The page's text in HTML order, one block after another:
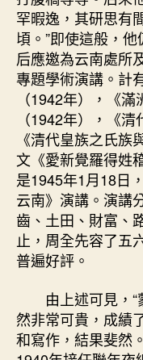
罕暇逸，其研思有
頃。”即使這般，
后應邀為云南處所
專題學術演講。計
（1942年），《
（1942年），《
《清代皇族之氏
文《愛新覺羅得姓
是1945年1月18日
云南》演講。演講
齒、土田、財富、
止，周全先容了五
普遍好評。
由上述可見，
然非常可貴，成績
和寫作，結果斐然